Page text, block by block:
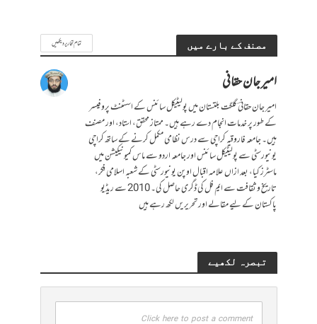
مصنف کے بارے میں تمام تحاریر دیکھیں
امیر جان حقانی
امیر جان حقانیؔ گلگت بلتستان میں پولیٹیکل سائنس کے اسسٹنٹ پروفیسر
کے طور پر خدمات انجام دے رہے ہیں۔ ممتاز محقق، استاد، اور مصنف
ہیں۔ جامعہ فاروقیہ کراچی سے درس نظامی مکمل کرنے کے ساتھ کراچی
یونیورسٹی سے پولیٹیکل سائنس اور جامعہ اردو سے ماس کمیونیکیشن میں
ماسٹرز کیا، بعد ازاں علامہ اقبال اوپن یونیورسٹی کے شعبہ اسلامی فکر،
تاریخ و ثقافت سے ایم فل کی ڈگری حاصل کی۔ 2010 سے ریڈیو
پاکستان کے لیے مقالے اور تحریریں لکھ رہے ہیں
تبصرہ لکھیے
Click here to post a comment